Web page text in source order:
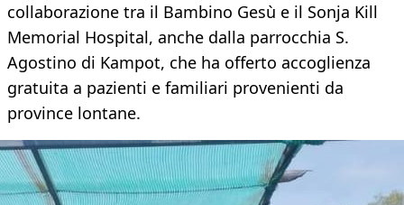
collaborazione tra il Bambino Gesù e il Sonja Kill
Memorial Hospital, anche dalla parrocchia S.
Agostino di Kampot, che ha offerto accoglienza
gratuita a pazienti e familiari provenienti da
province lontane.